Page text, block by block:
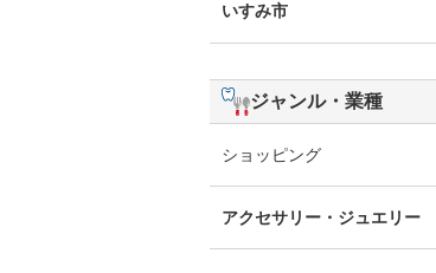
いすみ市
ジャンル・業種
ショッピング
アクセサリー・ジュエリー